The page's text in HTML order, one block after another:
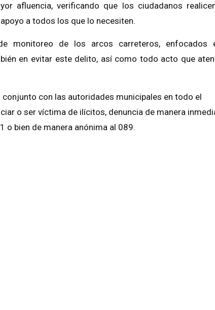
afluencia, verificando que los ciudadanos
a todos los que lo necesiten.
monitoreo de los arcos carreteros, enfocados
en evitar este delito, así como todo acto que
con las autoridades municipales en todo el
o ser víctima de ilícitos, denuncia de manera
o bien de manera anónima al 089.